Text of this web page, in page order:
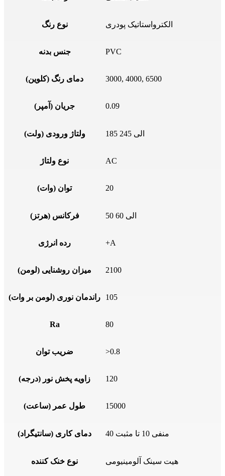
نوع رنگ الکترواستاتیک پودری
جنس بدنه PVC
دمای رنگ (کلوین) 3000, 4000, 6500
جریان (آمپر) 0.09
ولتاژ ورودی (ولت) 185 الی 245
نوع ولتاژ AC
توان (وات) 20
فرکانس (هرتز) 50 الی 60
رده انرژی +A
میزان روشنایی (لومن) 2100
راندمان نوری (لومن بر وات) 105
Ra 80
ضریب توان >0.8
زاویه پخش نور (درجه) 120
طول عمر (ساعت) 15000
دمای کاری (سانتیگراد) منفی 10 تا مثبت 40
نوع خنک کننده هیت سینک آلومینیومی